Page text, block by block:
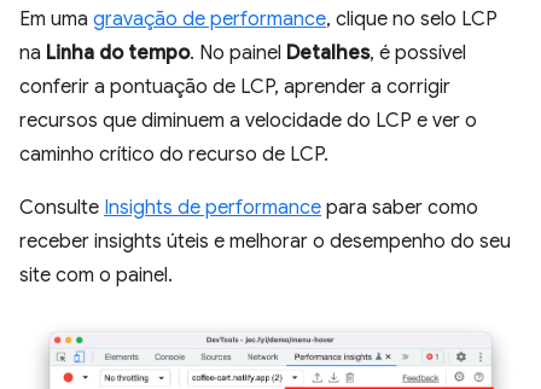
Em uma gravação de performance, clique no selo LCP
na Linha do tempo. No painel Detalhes, é possível
conferir a pontuação de LCP, aprender a corrigir
recursos que diminuem a velocidade do LCP e ver o
caminho crítico do recurso de LCP.
Consulte Insights de performance para saber como
receber insights úteis e melhorar o desempenho do seu
site com o painel.